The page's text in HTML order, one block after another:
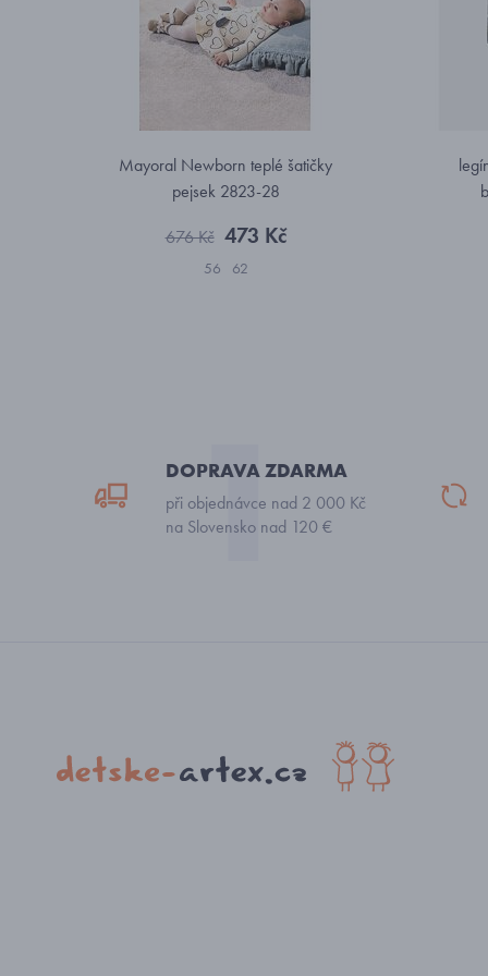
Mayoral Newborn teplé šatičky
pejsek 2823-28
676 Kč 473 Kč
56 62
DOPRAVA ZDARMA
při objednávce nad 2 000 Kč
na Slovensko nad 120 €